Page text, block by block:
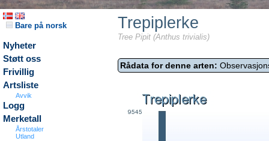
Bare på norsk
Nyheter
Støtt oss
Frivillig
Artsliste
Avvik
Logg
Merketall
Årstotaler
Utland
Trepiplerke
Tree Pipit (Anthus trivialis)
Rådata for denne arten: